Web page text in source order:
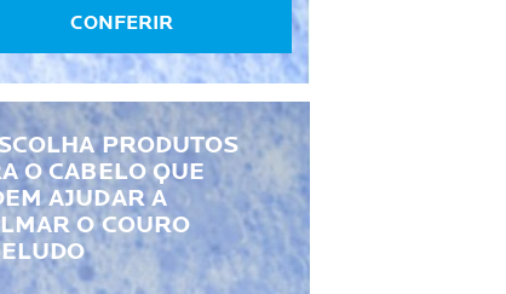
CONFERIR
PRODUTOS
O CABELO QUE
AJUDAR A
O COURO